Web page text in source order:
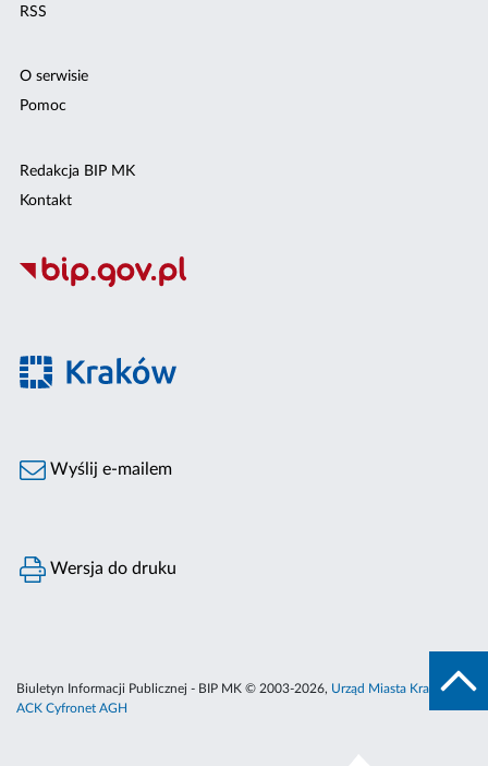
RSS
O serwisie
Pomoc
Redakcja BIP MK
Kontakt
Wyślij e-mailem
Wersja do druku
Biuletyn Informacji Publicznej - BIP MK © 2003-2026, Urząd Miasta Krakowa
ACK Cyfronet AGH